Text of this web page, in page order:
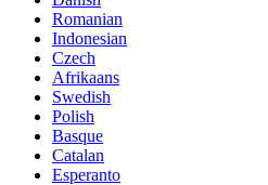
Romanian
Indonesian
Czech
Afrikaans
Swedish
Polish
Basque
Catalan
Esperanto